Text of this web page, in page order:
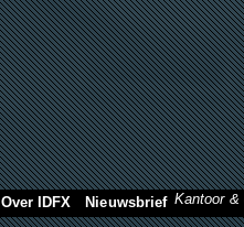
Over IDFX Nieuwsbrief Kantoor &